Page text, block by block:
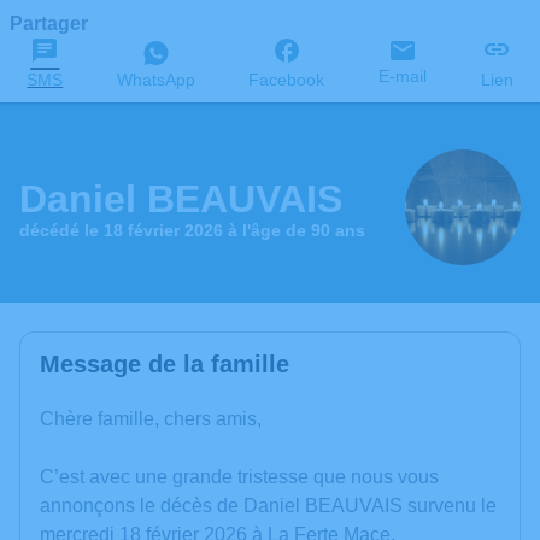
Partager
SMS WhatsApp Facebook E-mail Lien
Daniel BEAUVAIS
décédé le 18 février 2026 à l'âge de 90 ans
Message de la famille
Chère famille, chers amis,
C’est avec une grande tristesse que nous vous
annonçons le décès de Daniel BEAUVAIS survenu le
mercredi 18 février 2026 à La Ferte Mace.